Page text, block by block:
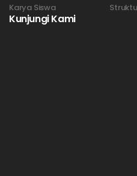
Karya Siswa
Kunjungi Kami